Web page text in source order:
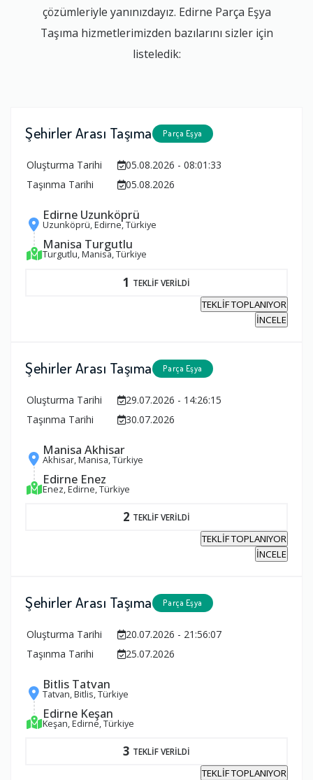
çözümleriyle yanınızdayız. Edirne Parça Eşya
Taşıma hizmetlerimizden bazılarını sizler için
listeledik:
Şehirler Arası Taşıma Parça Eşya
Oluşturma Tarihi
05.08.2026 - 08:01:33
Taşınma Tarihi
05.08.2026
Edirne Uzunköprü
Uzunköprü, Edirne, Türkiye
Manisa Turgutlu
Turgutlu, Manisa, Türkiye
1 TEKLİF VERİLDİ
TEKLİF TOPLANIYOR
İNCELE
Şehirler Arası Taşıma Parça Eşya
Oluşturma Tarihi
29.07.2026 - 14:26:15
Taşınma Tarihi
30.07.2026
Manisa Akhisar
Akhisar, Manisa, Türkiye
Edirne Enez
Enez, Edirne, Türkiye
2 TEKLİF VERİLDİ
TEKLİF TOPLANIYOR
İNCELE
Şehirler Arası Taşıma Parça Eşya
Oluşturma Tarihi
20.07.2026 - 21:56:07
Taşınma Tarihi
25.07.2026
Bitlis Tatvan
Tatvan, Bitlis, Türkiye
Edirne Keşan
Keşan, Edirne, Türkiye
3 TEKLİF VERİLDİ
TEKLİF TOPLANIYOR